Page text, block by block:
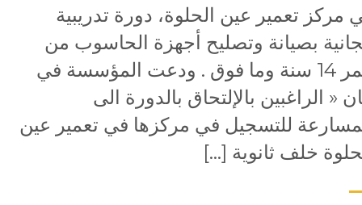
مركز تعمير عين الحلوة، دورة تدريبية
بصيانة وتصليح أجهزة الحاسوب من
عمر 14 سنة وما فوق . ودعت المؤسسة في
« الراغبين بالإلتحاق بالدورة الى
للتسجيل في مركزها في تعمير عين
خلف ثانوية […]